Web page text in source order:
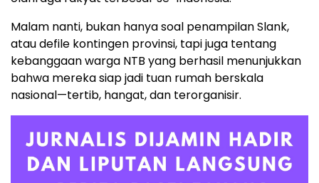
Malam nanti, bukan hanya soal penampilan Slank,
atau defile kontingen provinsi, tapi juga tentang
kebanggaan warga NTB yang berhasil menunjukkan
bahwa mereka siap jadi tuan rumah berskala
nasional—tertib, hangat, dan terorganisir.